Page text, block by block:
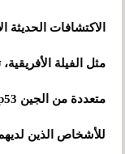
الاكتشافات
مثل الفيلة
للأشخاص الذين